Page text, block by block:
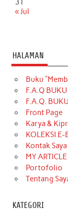
31
« Jul
HALAMAN
Buku
F.A.Q BUKU
F.A.Q.
Front Page
Karya &
KOLEKSI
Kontak Saya
MY
Portofolio
Tentang
KATEGORI